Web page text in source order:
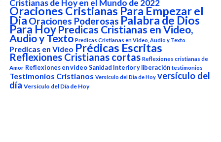
Cristianas de Hoy en el Mundo de 2022
Oraciones Cristianas Para Empezar el
DiaOraciones Poderosas Palabra de Dios
Para Hoy Predicas Cristianas en Video,
Audio y Texto Predicas Cristianas en Video, Audio y Texto
Predicas en Video Prédicas Escritas
Reflexiones Cristianas cortas Reflexiones cristianas de
Amor Reflexiones en video Sanidad Interior y liberación testimonios
Testimonios Cristianos Versículo del Dia de Hoy versículo del
día Versículo del Día de Hoy